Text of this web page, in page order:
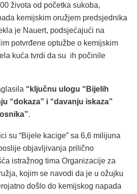
života od početka sukoba,
kemijskim oružjem predsjednika
je Nauert, podsjećajući na
potvrđene optužbe o kemijskim
kuća tvrdi da su ih počinile
“ključnu ulogu “Bijelih
“dokaza” i “davanju iskaza”
.
su “Bijele kacige” sa 6,6 milijuna
objavljivanja prilično
istražnog tima Organizacije za
kojim se navodi da je u ožujku
došlo do kemijskog napada